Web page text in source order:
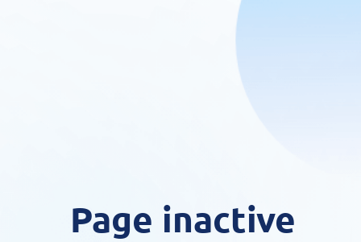
Page inactive